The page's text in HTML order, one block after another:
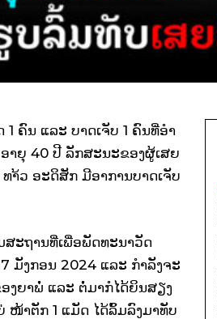
ຄົນ ແລະ ບາດເຈັບ 1 ຄົນທີ່ອຳ
າຍຸ 40 ປີ ລັກສະນະຂອງຜູ້ເສຍ
າ້ວ ອະດິສັກ ມີອາການບາດເຈັບ
ສະຖານທີ່ເພື່ອພັດທະນາວັດ
ມັງກອນ 2024 ແລະ ກຳລັງຈະ
ຍາພໍ່ ແລະ ຕໍ່ມາກໍໄດ້ຍິນສຽງ
ໜ້າຕັກ 1 ແມັດ ໄດ້ລົ້ມລົງມາທັບ